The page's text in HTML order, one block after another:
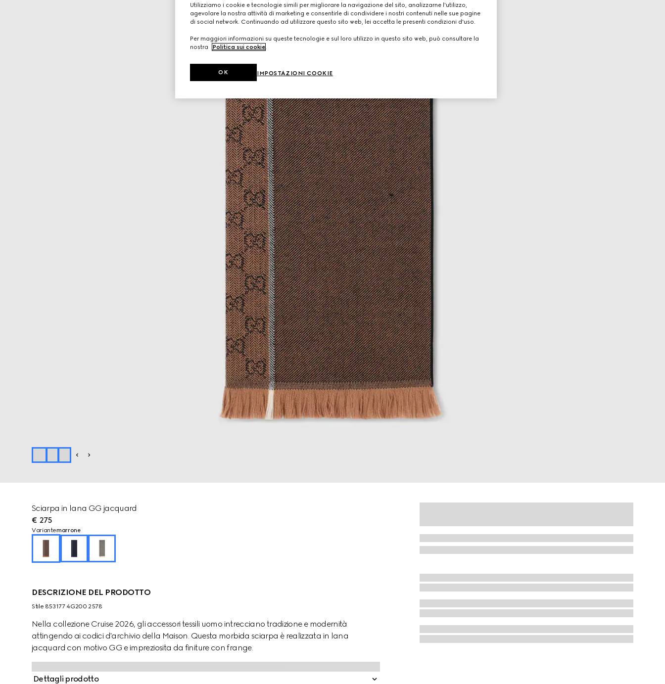
Sciarpa in lana GG jacquard
€ 275
Variantemarrone
DESCRIZIONE DEL PRODOTTO
Stile ‎853177 4G200 2578
Nella collezione Cruise 2026, gli accessori tessili uomo intrecciano tradizione e modernità
attingendo ai codici d'archivio della Maison. Questa morbida sciarpa è realizzata in lana
jacquard con motivo GG e impreziosita da finiture con frange.
Dettagli prodotto
Utilizziamo i cookie e tecnologie simili per migliorare la navigazione del sito, analizzarne l'utilizzo,
agevolare la nostra attività di marketing e consentirle di condividere i nostri contenuti nelle sue pagine
di social network. Continuando ad utilizzare questo sito web, lei accetta le presenti condizioni d'uso.
Per maggiori informazioni su queste tecnologie e sul loro utilizzo in questo sito web, può consultare la
nostra
Politica sui cookie.
IMPOSTAZIONI COOKIE
OK